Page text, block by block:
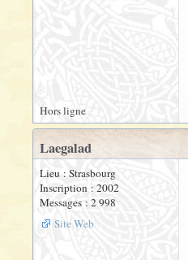
Hors ligne
Laegalad
Lieu : Strasbourg
Inscription : 2002
Messages : 2 998
Site Web